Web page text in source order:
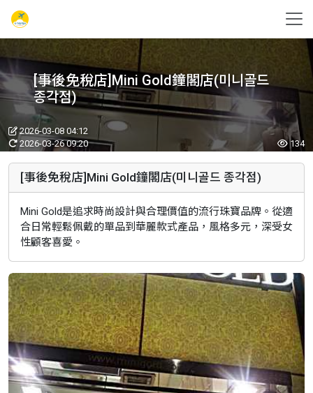
[事後免稅店]Mini Gold鐘閣店(미니골드
종각점)
2026-03-08 04:12
2026-03-26 09:20
134
[事後免稅店]Mini Gold鐘閣店(미니골드 종각점)
Mini Gold是追求時尚設計與合理價值的流行珠寶品牌。從適
合日常輕鬆佩戴的單品到華麗款式產品，風格多元，深受女
性顧客喜愛。